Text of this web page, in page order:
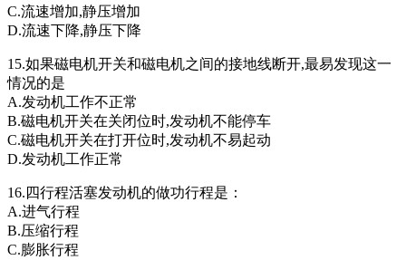
C.流速增加,静压增加
D.流速下降,静压下降
15.如果磁电机开关和磁电机之间的接地线断开,最易发现这一
情况的是
A.发动机工作不正常
B.磁电机开关在关闭位时,发动机不能停车
C.磁电机开关在打开位时,发动机不易起动
D.发动机工作正常
16.四行程活塞发动机的做功行程是：
A.进气行程
B.压缩行程
C.膨胀行程